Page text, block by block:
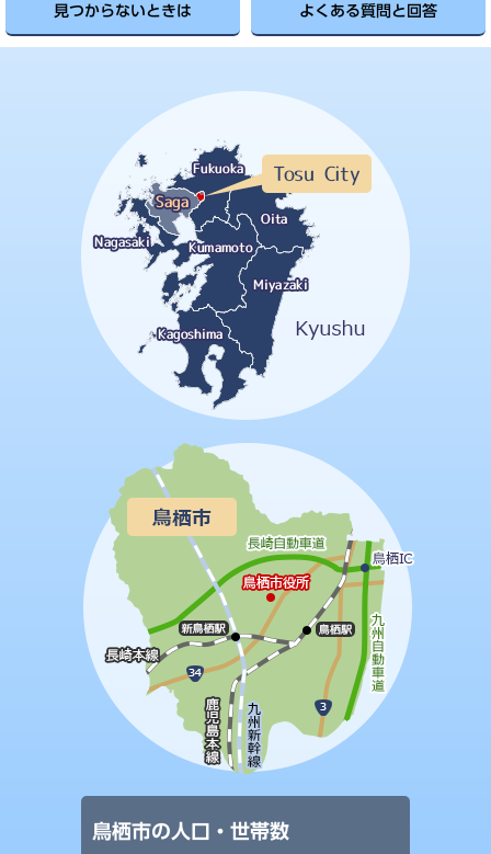
見つからないときは よくある質問と回答
鳥栖市の人口・世帯数